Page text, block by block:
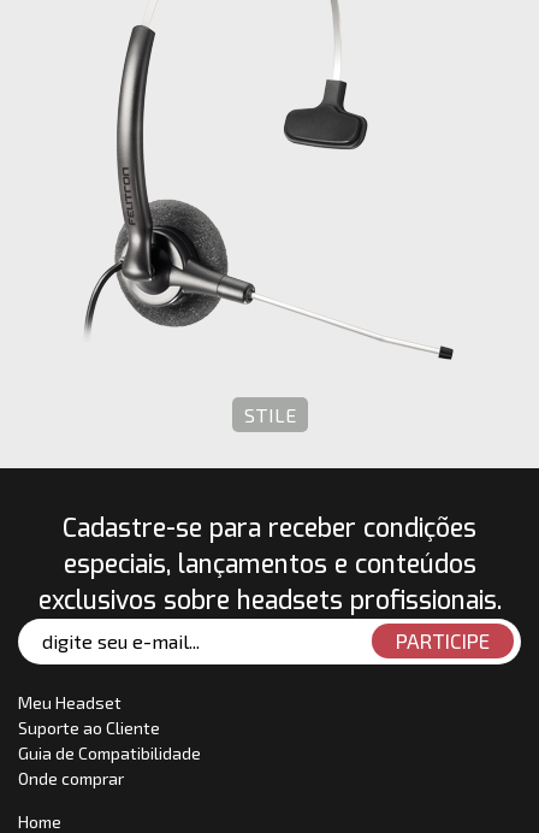
STILE
Cadastre-se para receber condições
especiais, lançamentos e conteúdos
exclusivos sobre headsets profissionais.
Meu Headset
Suporte ao Cliente
Guia de Compatibilidade
Onde comprar
Home